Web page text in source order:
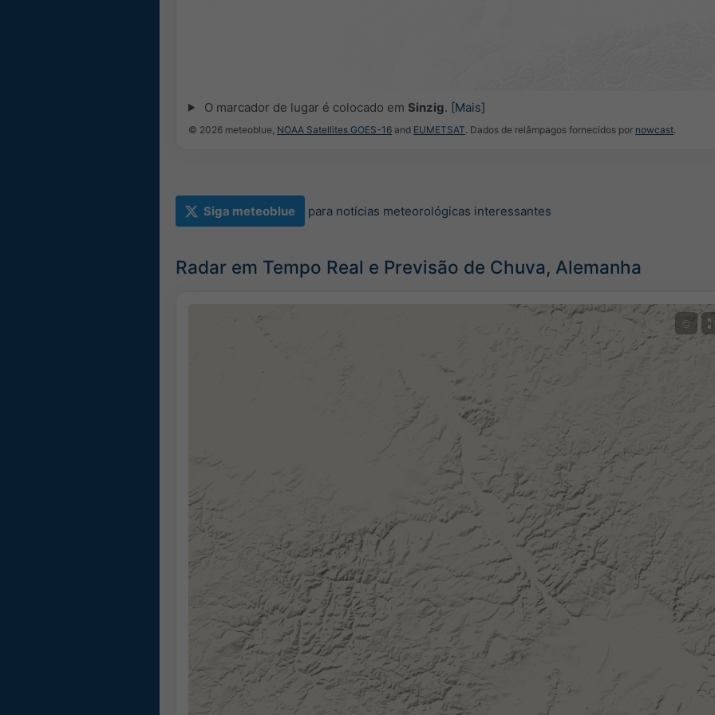
O marcador de lugar é colocado em Sinzig. [Mais]
© 2026 meteoblue, NOAA Satellites GOES-16 and EUMETSAT. Dados de relâmpagos fornecidos por nowcast.
Siga meteoblue para notícias meteorológicas interessantes
Radar em Tempo Real e Previsão de Chuva, Alemanha
©